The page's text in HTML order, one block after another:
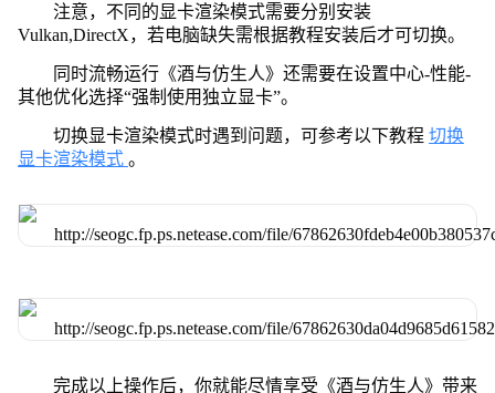
注意，不同的显卡渲染模式需要分别安装
Vulkan,DirectX，若电脑缺失需根据教程安装后才可切换。
同时流畅运行《酒与仿生人》还需要在设置中心-性能-
其他优化选择“强制使用独立显卡”。
切换显卡渲染模式时遇到问题，可参考以下教程 切换
显卡渲染模式 。
完成以上操作后，你就能尽情享受《酒与仿生人》带来